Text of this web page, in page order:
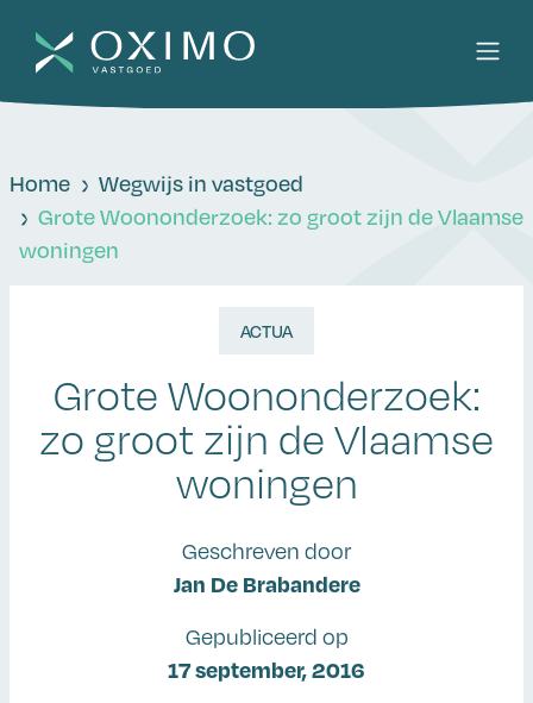
Home
Wegwijs in vastgoed
Grote Woononderzoek: zo groot zijn de Vlaamse
woningen
ACTUA
Grote Woononderzoek:
zo groot zijn de Vlaamse
woningen
Geschreven door
Jan De Brabandere
Gepubliceerd op
17 september, 2016